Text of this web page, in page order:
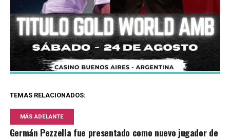
TEMAS RELACIONADOS:
MÁS ADELANTE
Germán Pezzella fue presentado como nuevo jugador de